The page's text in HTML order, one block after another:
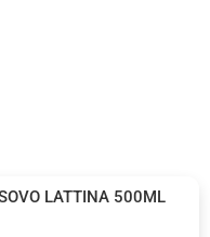
LATTINA 500ML